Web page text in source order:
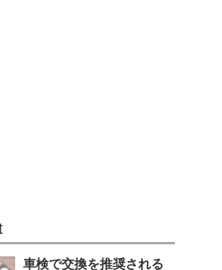
車検で交換を推奨される